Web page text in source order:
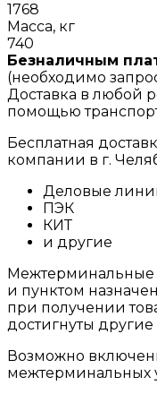
1768
Масса, кг
740
Безналичным
(необходимо
Доставка в любой
помощью
Бесплатная
компании в г.
Деловые
ПЭК
КИТ
и другие
Межтерминальные
и пунктом
при получении
достигнуты
Возможно
межтерминальных